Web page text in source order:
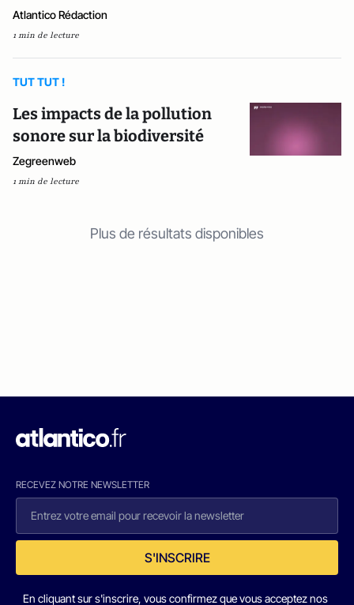
Atlantico Rédaction
1 min de lecture
TUT TUT !
Les impacts de la pollution
sonore sur la biodiversité
Zegreenweb
1 min de lecture
Plus de résultats disponibles
RECEVEZ NOTRE NEWSLETTER
S'INSCRIRE
En cliquant sur s'inscrire, vous confirmez que vous acceptez nos